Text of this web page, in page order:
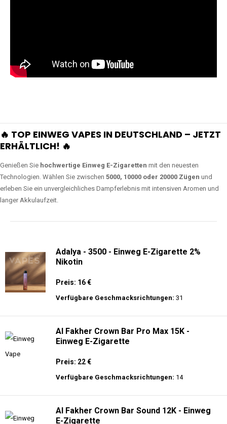
🔥 TOP EINWEG VAPES IN DEUTSCHLAND – JETZT
ERHÄLTLICH! 🔥
Genießen Sie hochwertige Einweg E-Zigaretten mit den neuesten
Technologien. Wählen Sie zwischen 5000, 10000 oder 20000 Zügen und
erleben Sie ein unvergleichliches Dampferlebnis mit intensiven Aromen und
langer Akkulaufzeit.
Adalya - 3500 - Einweg E-Zigarette 2%
Nikotin
Preis: 16 €
Verfügbare Geschmacksrichtungen: 31
Al Fakher Crown Bar Pro Max 15K -
Einweg E-Zigarette
Preis: 22 €
Verfügbare Geschmacksrichtungen: 14
Al Fakher Crown Bar Sound 12K - Einweg
E-Zigarette